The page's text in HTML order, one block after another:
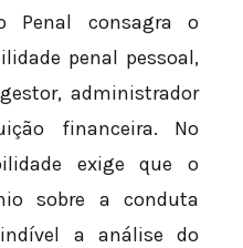
Penal consagra o
penal pessoal,
administrador
financeira. No
exige que o
sobre a conduta
a análise do